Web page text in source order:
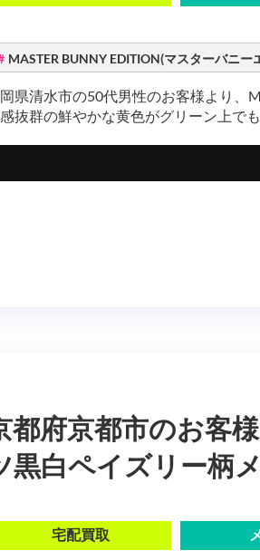
MASTER BUNNY EDITION(マスターバニー
県清水市の50代男性のお客様より、
抜群の鮮やかな黄色がグリーン上で
都府京都市のお客
黒白ペイズリー柄
宅配買取